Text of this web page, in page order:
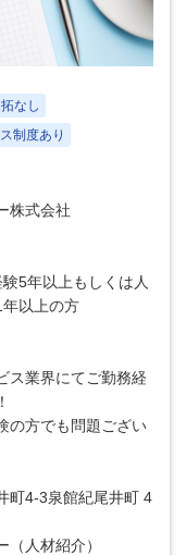
なし
制度あり
株式会社
5年以上もしくは人
以上の方
ス業界にてご勤務経
の方でも問題ござい
町4-3泉館紀尾井町 4
（人材紹介）